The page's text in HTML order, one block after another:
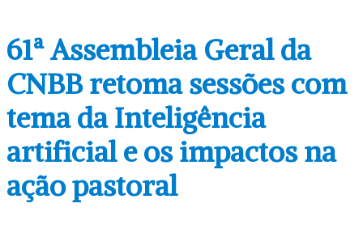
61ª Assembleia Geral da
CNBB retoma sessões com
tema da Inteligência
artificial e os impactos na
ação pastoral